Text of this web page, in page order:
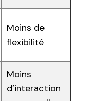
Moins de
flexibilité
Moins
d’interaction